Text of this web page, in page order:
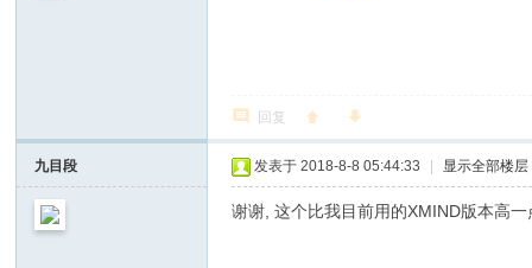
回复
九目段 发表于 2018-8-8 05:44:33 显示全部楼层
谢谢, 这个比我目前用的XMIND版本高一